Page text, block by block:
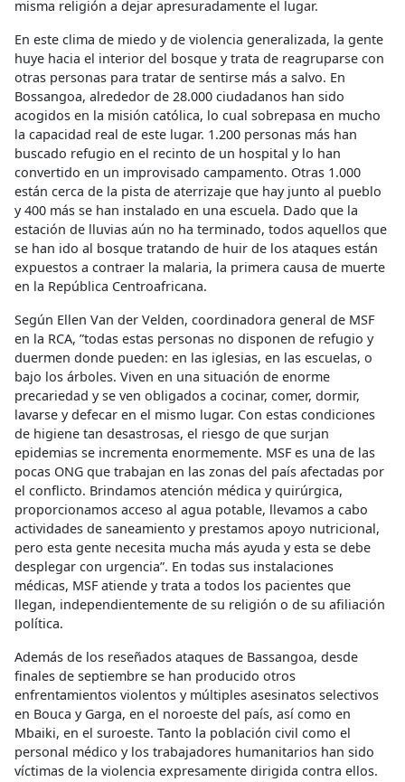
misma religión a dejar apresuradamente el lugar.
En este clima de miedo y de violencia generalizada, la gente
huye hacia el interior del bosque y trata de reagruparse con
otras personas para tratar de sentirse más a salvo. En
Bossangoa, alrededor de 28.000 ciudadanos han sido
acogidos en la misión católica, lo cual sobrepasa en mucho
la capacidad real de este lugar. 1.200 personas más han
buscado refugio en el recinto de un hospital y lo han
convertido en un improvisado campamento. Otras 1.000
están cerca de la pista de aterrizaje que hay junto al pueblo
y 400 más se han instalado en una escuela. Dado que la
estación de lluvias aún no ha terminado, todos aquellos que
se han ido al bosque tratando de huir de los ataques están
expuestos a contraer la malaria, la primera causa de muerte
en la República Centroafricana.
Según Ellen Van der Velden, coordinadora general de MSF
en la RCA, ”todas estas personas no disponen de refugio y
duermen donde pueden: en las iglesias, en las escuelas, o
bajo los árboles. Viven en una situación de enorme
precariedad y se ven obligados a cocinar, comer, dormir,
lavarse y defecar en el mismo lugar. Con estas condiciones
de higiene tan desastrosas, el riesgo de que surjan
epidemias se incrementa enormemente. MSF es una de las
pocas ONG que trabajan en las zonas del país afectadas por
el conflicto. Brindamos atención médica y quirúrgica,
proporcionamos acceso al agua potable, llevamos a cabo
actividades de saneamiento y prestamos apoyo nutricional,
pero esta gente necesita mucha más ayuda y esta se debe
desplegar con urgencia”. En todas sus instalaciones
médicas, MSF atiende y trata a todos los pacientes que
llegan, independientemente de su religión o de su afiliación
política.
Además de los reseñados ataques de Bassangoa, desde
finales de septiembre se han producido otros
enfrentamientos violentos y múltiples asesinatos selectivos
en Bouca y Garga, en el noroeste del país, así como en
Mbaiki, en el suroeste. Tanto la población civil como el
personal médico y los trabajadores humanitarios han sido
víctimas de la violencia expresamente dirigida contra ellos.